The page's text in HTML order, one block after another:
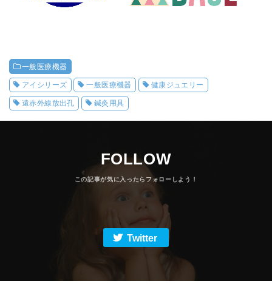
一般医療機器
アイシリーズ 一般医療機器 健康ジュエリー
遠赤外線放出孔 鍼灸用具
FOLLOW
Twitter